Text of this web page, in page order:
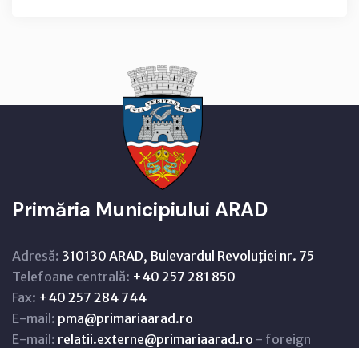
Primăria Municipiului ARAD
Adresă: 310130 ARAD, Bulevardul Revoluţiei nr. 75
Telefoane centrală: +40 257 281 850
Fax: +40 257 284 744
E-mail: pma@primariaarad.ro
E-mail: relatii.externe@primariaarad.ro - foreign